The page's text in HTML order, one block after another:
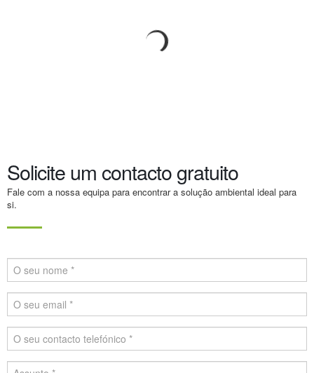
Solicite um contacto gratuito
Fale com a nossa equipa para encontrar a solução ambiental ideal para
si.